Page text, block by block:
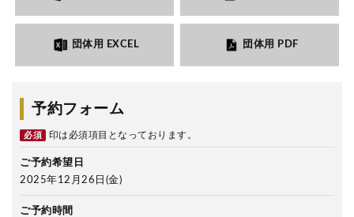
団体用 EXCEL 団体用 PDF
予約フォーム
必須 印は必須項目となっております。
ご予約希望日
2025年12月26日(金)
ご予約時間